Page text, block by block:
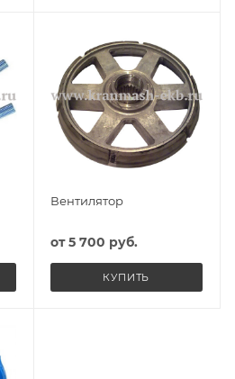
Вентилятор
от5 700 руб.
КУПИТЬ